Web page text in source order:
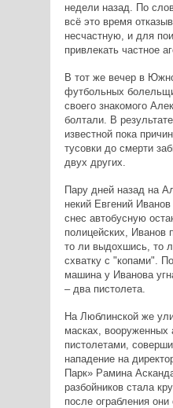
недели назад. По
всё это время
несчастную, и для
привлекать частное
В тот же вечер в
футбольных
своего знакомого
болтали. В
известной пока
тусовки до смерти
двух других.
Пару дней назад на
некий Евгений
снес автобусную
полицейских, Иванов
то ли выдохшись, то
схватку с "копами".
машина у Иванова
– два пистолета.
На Люблинской же
масках, вооруженных
пистолетами,
нападение на
Парк» Рамина
разбойников стала
после ограбления